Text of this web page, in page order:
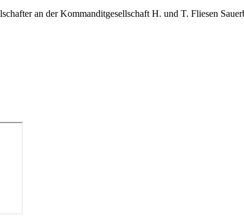
an der Kommanditgesellschaft H. und T. Fliesen